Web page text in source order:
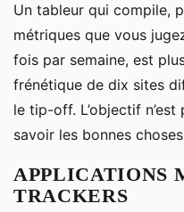
Un tableur qui compile,
métriques que vous
fois par semaine, est
frénétique de dix sites
le tip-off. L’objectif
savoir les bonnes
APPLICATIONS
TRACKERS